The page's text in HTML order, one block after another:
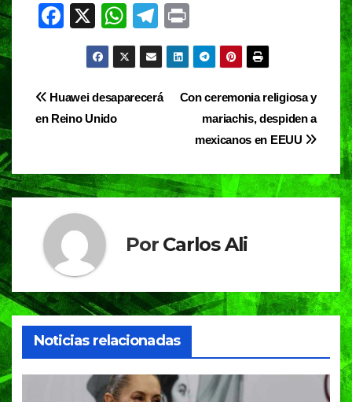
F
e
b
o
k
X
W
h
at
s
p
T
el
e
gr
in
t
Navegación
entradas
Con ceremonia religiosa y
mariachis, despiden a
mexicanos en EEUU
Huawei desaparecerá
en Reino Unido
Por Carlos Ali
Noticias relacionadas